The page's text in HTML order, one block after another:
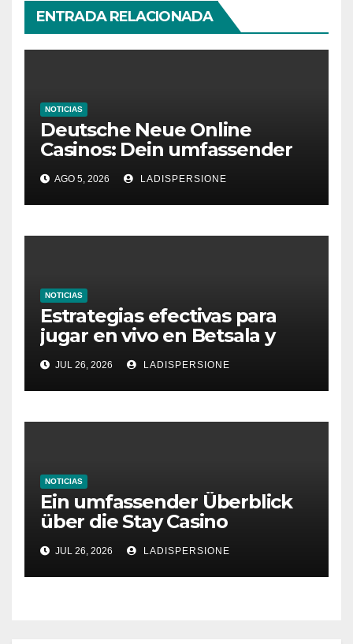
ENTRADA RELACIONADA
NOTICIAS
Deutsche Neue Online
Casinos: Dein umfassender
Ratgeber für moderne
Glücksspielplattformen
AGO 5, 2026 LADISPERSIONE
NOTICIAS
Estrategias efectivas para
jugar en vivo en Betsala y
aumentar tus ganancias
JUL 26, 2026 LADISPERSIONE
NOTICIAS
Ein umfassender Überblick
über die Stay Casino
Bonusbedingungen
JUL 26, 2026 LADISPERSIONE